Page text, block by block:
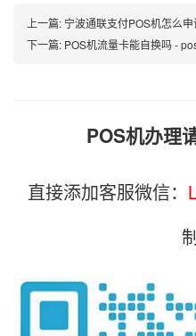
上一篇: 宁波通联支付POS机怎么
下一篇: POS机流量卡能自换吗 -
POS机办理
直接添加客服微信：